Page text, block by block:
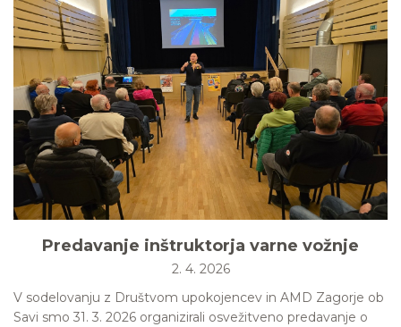
Predavanje inštruktorja varne vožnje
2. 4. 2026
V sodelovanju z Društvom upokojencev in AMD Zagorje ob
Savi smo 31. 3. 2026 organizirali osvežitveno predavanje o